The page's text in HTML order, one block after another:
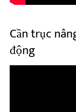
Cần trục
động